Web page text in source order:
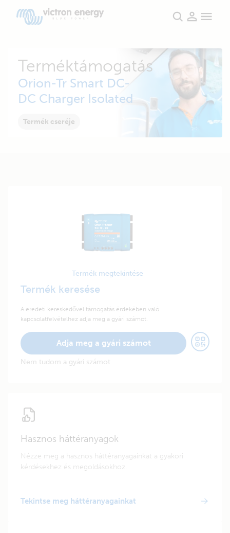
Terméktámogatás
Orion-Tr Smart DC-
DC Charger Isolated
Termék cseréje
Termék megtekintése
Termék keresése
A eredeti kereskedővel támogatás érdekében való
kapcsolatfelvételhez adja meg a gyári számot.
Adja meg a gyári számot
Nem tudom a gyári számot
Hasznos háttéranyagok
Nézze meg a hasznos háttéranyagainkat a gyakori
kérdésekhez és megoldásokhoz.
Tekintse meg háttéranyagainkat